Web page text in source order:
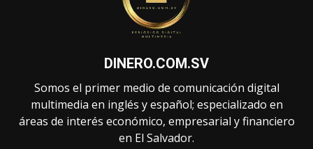
DINERO.COM.SV
Somos el primer medio de comunicación digital
multimedia en inglés y español; especializado en
áreas de interés económico, empresarial y financiero
en El Salvador.